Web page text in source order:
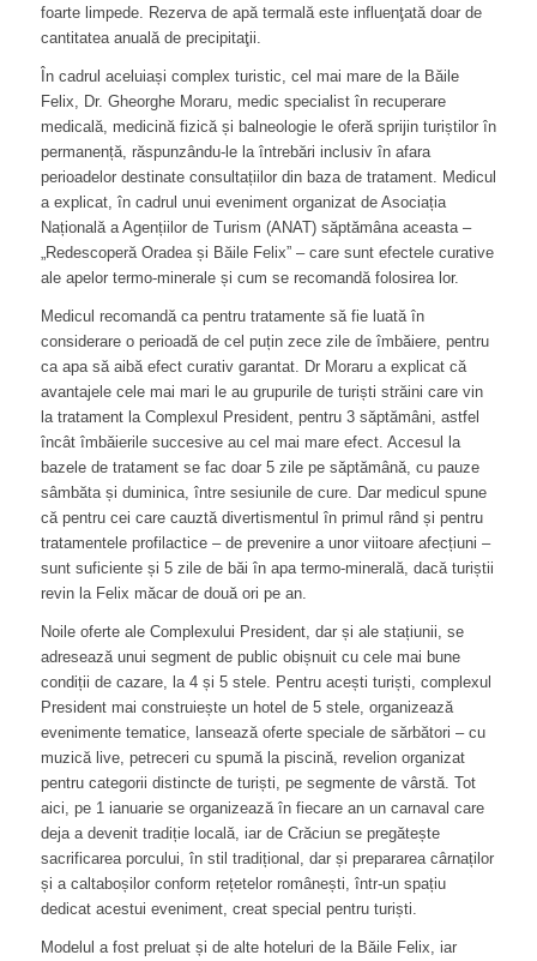
foarte limpede. Rezerva de apă termală este influenţată doar de
cantitatea anuală de precipitaţii.
În cadrul aceluiași complex turistic, cel mai mare de la Băile
Felix, Dr. Gheorghe Moraru, medic specialist în recuperare
medicală, medicină fizică și balneologie le oferă sprijin turiștilor în
permanență, răspunzându-le la întrebări inclusiv în afara
perioadelor destinate consultațiilor din baza de tratament. Medicul
a explicat, în cadrul unui eveniment organizat de Asociația
Națională a Agențiilor de Turism (ANAT) săptămâna aceasta –
„Redescoperă Oradea și Băile Felix” – care sunt efectele curative
ale apelor termo-minerale și cum se recomandă folosirea lor.
Medicul recomandă ca pentru tratamente să fie luată în
considerare o perioadă de cel puțin zece zile de îmbăiere, pentru
ca apa să aibă efect curativ garantat. Dr Moraru a explicat că
avantajele cele mai mari le au grupurile de turiști străini care vin
la tratament la Complexul President, pentru 3 săptămâni, astfel
încât îmbăierile succesive au cel mai mare efect. Accesul la
bazele de tratament se fac doar 5 zile pe săptămână, cu pauze
sâmbăta și duminica, între sesiunile de cure. Dar medicul spune
că pentru cei care cauztă divertismentul în primul rând și pentru
tratamentele profilactice – de prevenire a unor viitoare afecțiuni –
sunt suficiente și 5 zile de băi în apa termo-minerală, dacă turiștii
revin la Felix măcar de două ori pe an.
Noile oferte ale Complexului President, dar și ale stațiunii, se
adresează unui segment de public obișnuit cu cele mai bune
condiții de cazare, la 4 și 5 stele. Pentru acești turiști, complexul
President mai construiește un hotel de 5 stele, organizează
evenimente tematice, lansează oferte speciale de sărbători – cu
muzică live, petreceri cu spumă la piscină, revelion organizat
pentru categorii distincte de turiști, pe segmente de vârstă. Tot
aici, pe 1 ianuarie se organizează în fiecare an un carnaval care
deja a devenit tradiție locală, iar de Crăciun se pregătește
sacrificarea porcului, în stil tradițional, dar și prepararea cârnaților
și a caltaboșilor conform rețetelor românești, într-un spațiu
dedicat acestui eveniment, creat special pentru turiști.
Modelul a fost preluat și de alte hoteluri de la Băile Felix, iar